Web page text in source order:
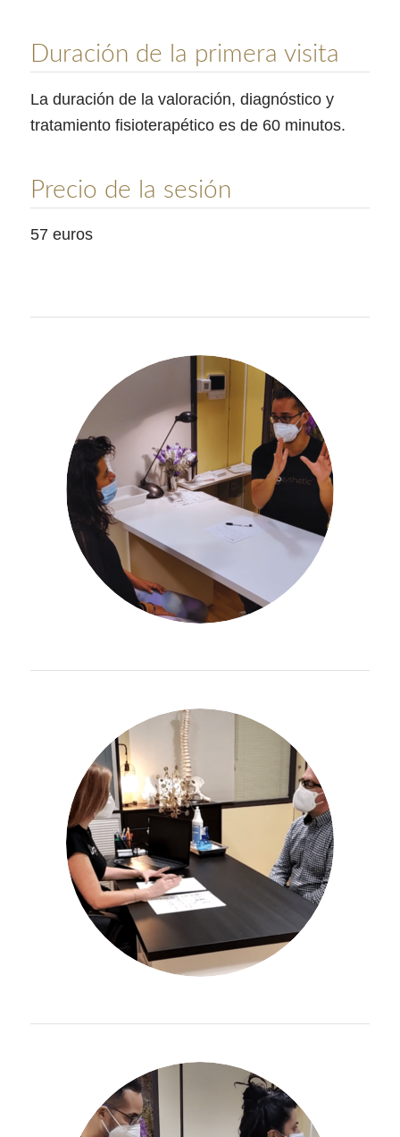
Duración de la primera visita
La duración de la valoración, diagnóstico y
tratamiento fisioterapético es de 60 minutos.
Precio de la sesión
57 euros